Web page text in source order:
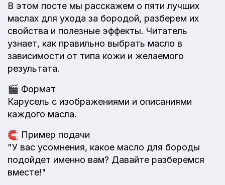
В этом посте мы расскажем о пяти лучших
маслах для ухода за бородой, разберем их
свойства и полезные эффекты. Читатель
узнает, как правильно выбрать масло в
зависимости от типа кожи и желаемого
результата.
🎬 Формат
Карусель с изображениями и описаниями
каждого масла.
🧲 Пример подачи
"У вас усомнения, какое масло для бороды
подойдет именно вам? Давайте разберемся
вместе!"